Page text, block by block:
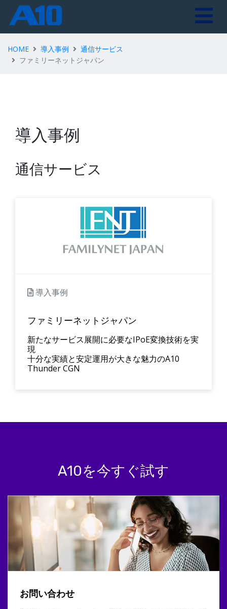
HOME 導入事例
通信サービス
ファミリーネットジャパン
導入事例
通信サービス
導入事例
ファミリーネットジャパン
新たなサービス展開に必要なIPoE変換技術を実
現
十分な実績と安定運用が大きな魅力のA10
Thunder CGN
A10を今すぐ試す
お問い合わせ